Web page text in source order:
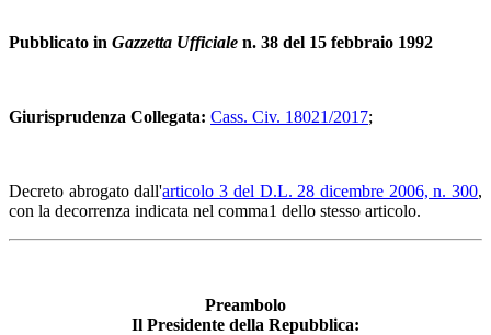
Pubblicato in Gazzetta Ufficiale n. 38 del 15 febbraio 1992
Giurisprudenza Collegata: Cass. Civ. 18021/2017;
Decreto abrogato dall'articolo 3 del D.L. 28 dicembre 2006, n. 300,
con la decorrenza indicata nel comma1 dello stesso articolo.
Preambolo
Il Presidente della Repubblica: